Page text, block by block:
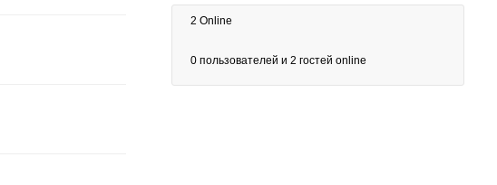
2 Online
0пользователей и 2 гостей online